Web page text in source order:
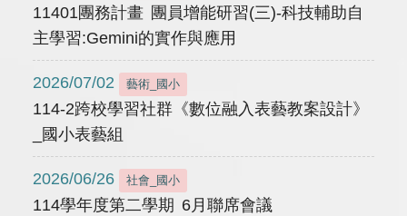
11401團務計畫 團員增能研習(三)-科技輔助自
主學習:Gemini的實作與應用
2026/07/02 藝術_國小
114-2跨校學習社群《數位融入表藝教案設計》
_國小表藝組
2026/06/26 社會_國小
114學年度第二學期 6月聯席會議